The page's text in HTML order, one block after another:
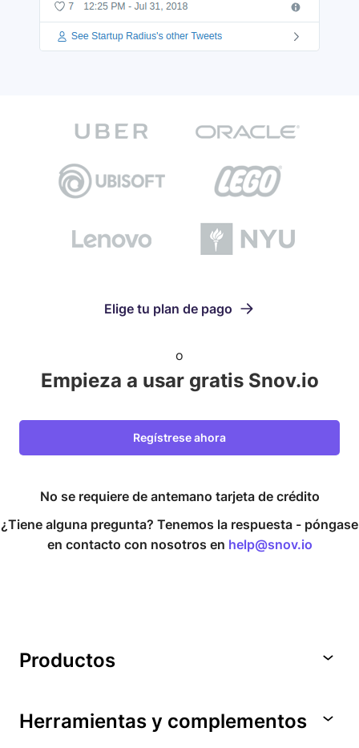
Elige tu plan de pago
o
Empieza a usar gratis Snov.io
Regístrese ahora
No se requiere de antemano tarjeta de crédito
¿Tiene alguna pregunta? Tenemos la respuesta - póngase
en contacto con nosotros en help@snov.io
Productos
Herramientas y complementos